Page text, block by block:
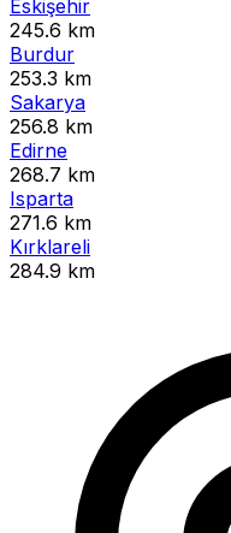
Eskişehir
245.6 km
Burdur
253.3 km
Sakarya
256.8 km
Edirne
268.7 km
Isparta
271.6 km
Kırklareli
284.9 km